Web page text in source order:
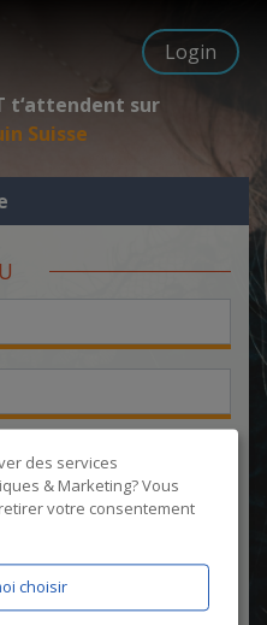
Login
t‘attendent sur
Suisse
de protection des données
des services
& Marketing? Vous
votre consentement
choisir